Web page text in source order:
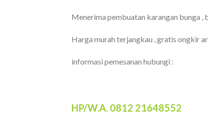
Menerima pembuatan karangan bunga ,
Harga murah terjangkau , gratis ongkir
informasi pemesanan hubungi :
HP/W.A. 0812 21648552